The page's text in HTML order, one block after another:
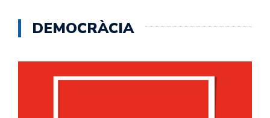
DEMOCRÀCIA